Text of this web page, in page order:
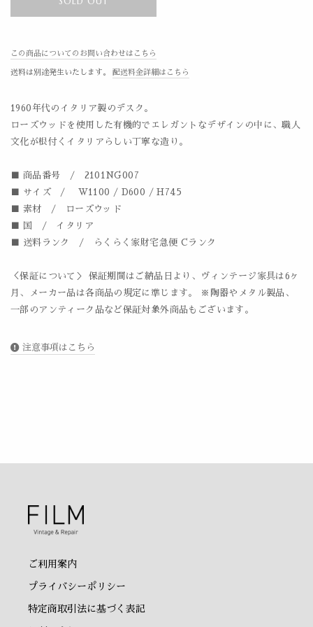
この商品についてのお問い合わせはこちら
送料は別途発生いたします。 配送料金詳細はこちら
1960年代のイタリア製のデスク。
ローズウッドを使用した有機的でエレガントなデザインの中に、職人
文化が根付くイタリアらしい丁寧な造り。
■ 商品番号 / 2101NG007
■ サイズ / W1100 / D600 / H745
■ 素材 / ローズウッド
■ 国 / イタリア
■ 送料ランク / らくらく家財宅急便 Cランク
＜保証について＞ 保証期間はご納品日より、ヴィンテージ家具は6ヶ
月、メーカー品は各商品の規定に準じます。 ※陶器やメタル製品、
一部のアンティーク品など保証対象外商品もございます。
注意事項はこちら
ご利用案内
プライバシーポリシー
特定商取引法に基づく表記